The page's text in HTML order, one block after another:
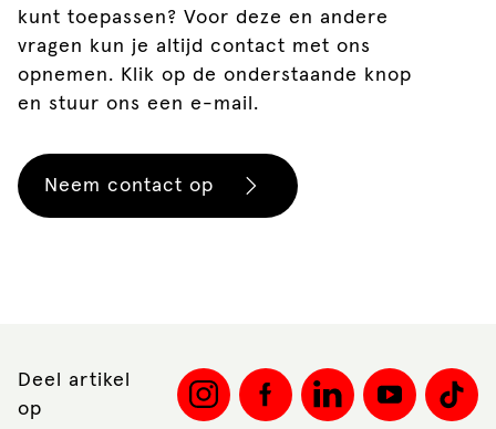
kunt toepassen? Voor deze en andere
vragen kun je altijd contact met ons
opnemen. Klik op de onderstaande knop
en stuur ons een e-mail.
Neem contact op
Deel artikel
op